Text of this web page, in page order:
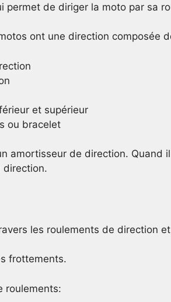
permet de diriger la moto par sa
ont une direction composée
et supérieur
ou bracelet
amortisseur de direction. Quand
direction.
les roulements de direction
frottements.
roulements: